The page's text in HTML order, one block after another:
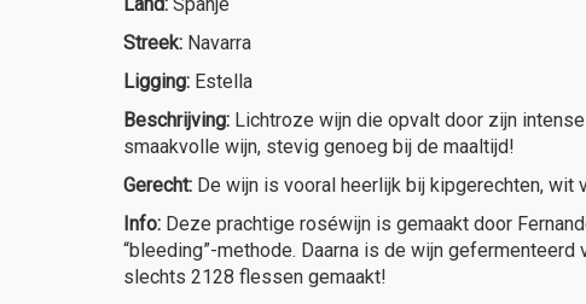
Streek: Navarra
Ligging: Estella
Beschrijving: Lichtroze wijn die opvalt door zijn
smaakvolle wijn, stevig genoeg bij de maaltijd!
Gerecht: De wijn is vooral heerlijk bij kipgerechten, wit
Info: Deze prachtige roséwijn is gemaakt door
“bleeding”-methode. Daarna is de wijn
slechts 2128 flessen gemaakt!